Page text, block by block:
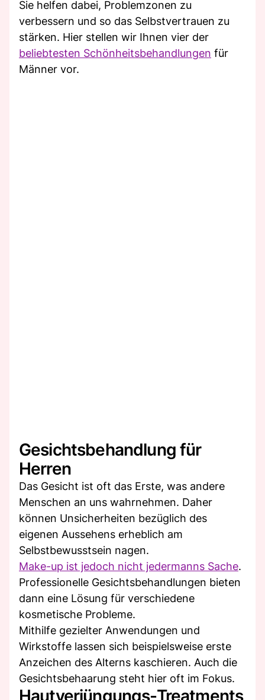
Sie helfen dabei, Problemzonen zu
verbessern und so das Selbstvertrauen zu
stärken. Hier stellen wir Ihnen vier der
beliebtesten Schönheitsbehandlungen für
Männer vor.
Gesichtsbehandlung für
Herren
Das Gesicht ist oft das Erste, was andere
Menschen an uns wahrnehmen. Daher
können Unsicherheiten bezüglich des
eigenen Aussehens erheblich am
Selbstbewusstsein nagen.
Make-up ist jedoch nicht jedermanns Sache.
Professionelle Gesichtsbehandlungen bieten
dann eine Lösung für verschiedene
kosmetische Probleme.
Mithilfe gezielter Anwendungen und
Wirkstoffe lassen sich beispielsweise erste
Anzeichen des Alterns kaschieren. Auch die
Gesichtsbehaarung steht hier oft im Fokus.
Hautverjüngungs-Treatments